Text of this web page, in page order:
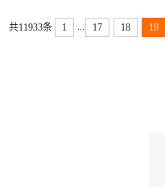
共11933条 1 17 18 19